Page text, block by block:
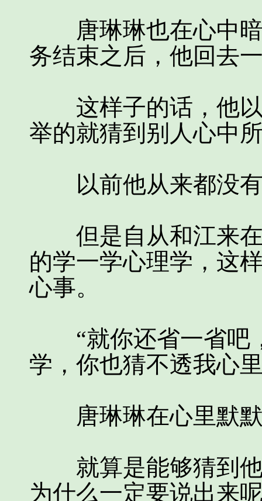
唐琳琳也在心中暗
务结束之后，他回去
这样子的话，他以
举的就猜到别人心中
以前他从来都没有
但是自从和江来在
的学一学心理学，这
心事。
“就你还省一省吧
学，你也猜不透我心
唐琳琳在心里默默
就算是能够猜到他
为什么一定要说出来